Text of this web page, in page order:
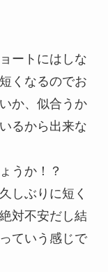
ートにはしな
くなるのでお
か、似合うか
るから出来な
うか！？
しぶりに短く
対不安だし結
ていう感じで